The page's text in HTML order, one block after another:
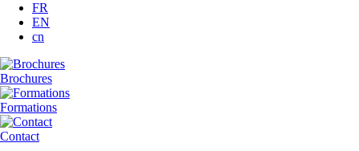
FR
EN
cn
Brochures
Formations
Contact